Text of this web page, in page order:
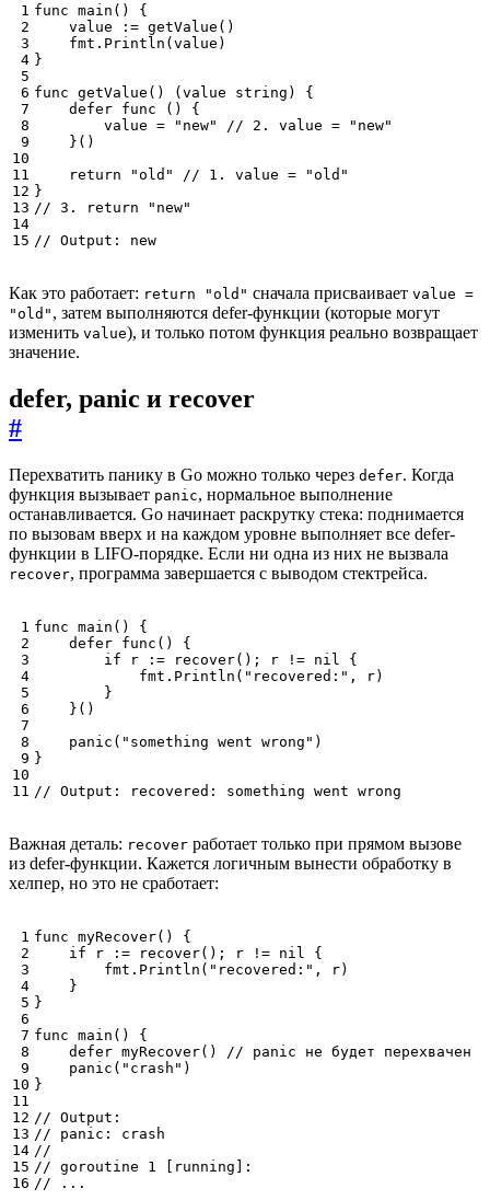
func main ()
{
value
:= getValue ()
fmt . Println (value )
}
func getValue () (value string )
{
defer func ()
{
value = "new"
// 2. value = "new"
}()
return
"old"
// 1. value = "old"
}
// 3. return "new"
// Output: new
Как это работает: return "old" сначала присваивает value =
"old" , затем выполняются defer-функции (которые могут
изменить value), и только потом функция реально возвращает
значение.
defer, panic и recover
#
Перехватить панику в Go можно только через defer. Когда
функция вызывает panic, нормальное выполнение
останавливается. Go начинает раскрутку стека: поднимается
по вызовам вверх и на каждом уровне выполняет все defer-
функции в LIFO-порядке. Если ни одна из них не вызвала
recover, программа завершается с выводом стектрейса.
func main ()
{
defer func ()
{
if
r := recover(); r != nil
{
fmt . Println ( "recovered:" , r)
}
}()
panic ( "something went wrong" )
}
// Output: recovered: something went wrong
Важная деталь: recover работает только при прямом вызове
из defer-функции. Кажется логичным вынести обработку в
хелпер, но это не сработает:
func myRecover()
{
if
r := recover(); r != nil
{
fmt . Println ( "recovered:" , r)
}
}
func main ()
{
defer myRecover()
// panic не будет перехвачен
panic ( "crash" )
}
// Output:
// panic: crash
// goroutine 1 [running]:
// ...